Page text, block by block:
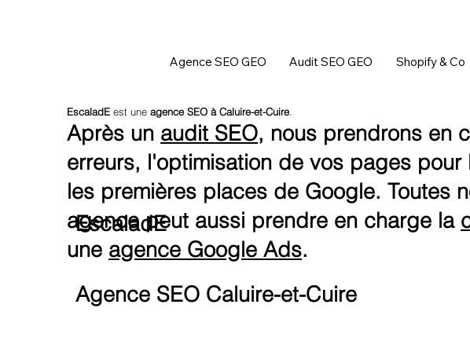
Agence SEO GEO Audit SEO GEO Shopify & Co
EscaladE
Agence SEO Caluire-et-Cuire
EscaladE est uneagence SEO à Caluire-et-Cuire.
Après un audit SEO, nous prendrons en
erreurs, l'optimisation de vos pages pour
les premières places de Google. Toutes
agence peut aussi prendre en charge la
une agence Google Ads.